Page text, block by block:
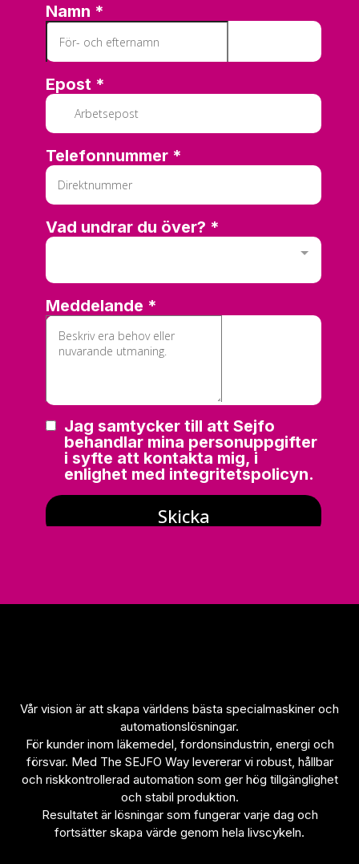
Vår vision är att skapa världens bästa specialmaskiner och
automationslösningar.
För kunder inom läkemedel, fordonsindustrin, energi och
försvar. Med The SEJFO Way levererar vi robust, hållbar
och riskkontrollerad automation som ger hög tillgänglighet
och stabil produktion.
Resultatet är lösningar som fungerar varje dag och
fortsätter skapa värde genom hela livscykeln.
besökare på vår
att visa annonser som
engagerande för
och därmed mer